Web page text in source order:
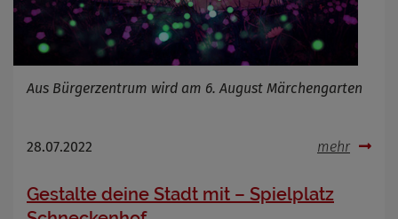
Aus Bürgerzentrum wird am 6. August Märchengarten
28.07.2022 mehr
Gestalte deine Stadt mit – Spielplatz